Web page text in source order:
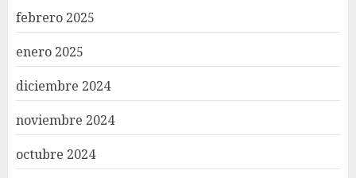
febrero 2025
enero 2025
diciembre 2024
noviembre 2024
octubre 2024